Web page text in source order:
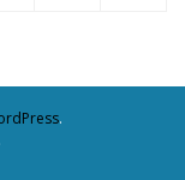
.